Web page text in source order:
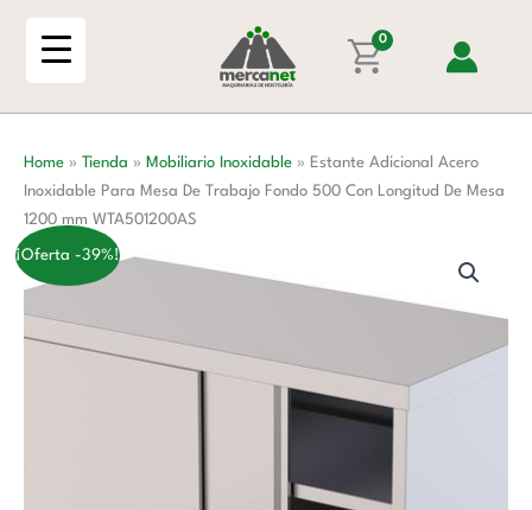
0
Home » Tienda » Mobiliario Inoxidable » Estante Adicional Acero
Inoxidable Para Mesa De Trabajo Fondo 500 Con Longitud De Mesa
1200 mm WTA501200AS
¡Oferta -39%!
Para
Mesa
De
Fondo
500
Con
Longitud
De
1200